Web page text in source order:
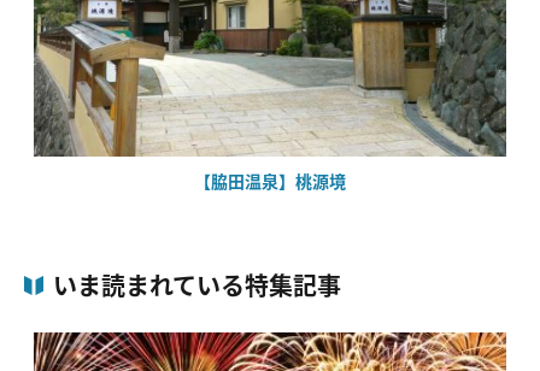
【脇田温泉】桃源境
いま読まれている特集記事